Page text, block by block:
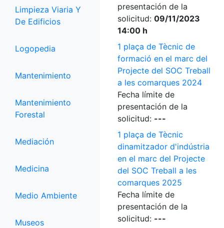
Limpieza Viaria Y
De Edificios
Logopedia
Mantenimiento
Mantenimiento
Forestal
Mediación
Medicina
Medio Ambiente
Museos
presentación de la
solicitud: 09/11/2023
14:00 h
1 plaça de Tècnic de
formació en el marc del
Projecte del SOC Treball
a les comarques 2024
Fecha límite de
presentación de la
solicitud: ---
1 plaça de Tècnic
dinamitzador d'indústria
en el marc del Projecte
del SOC Treball a les
comarques 2025
Fecha límite de
presentación de la
solicitud: ---